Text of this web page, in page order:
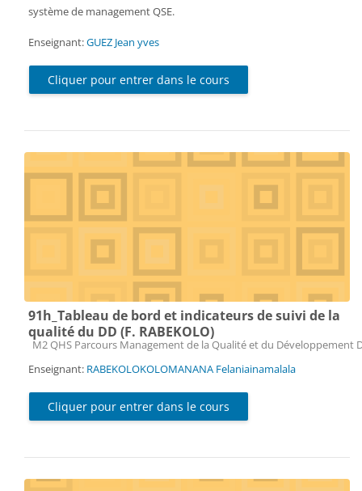
système de management QSE.
Enseignant:GUEZ Jean yves
Cliquer pour entrer dans le cours
91h_Tableau de bord et indicateurs de suivi de la
qualité du DD (F. RABEKOLO)
Catégorie de cours
M2 QHS Parcours Management de la Qualité et du Développement
Enseignant: RABEKOLOKOLOMANANA Felaniainamalala
Cliquer pour entrer dans le cours